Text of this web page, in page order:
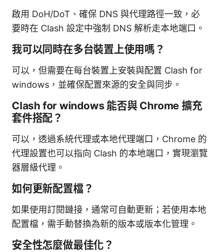
啟用 DoH/DoT、確保 DNS 與代理路徑一致，必
要時在 Clash 設定中強制 DNS 解析走本地端口。
我可以同時在多台裝置上使用嗎？
可以，但需要在每台裝置上安裝與配置 Clash for
windows，並確保配置來源的安全與同步。
Clash for windows 能否與 Chrome 擴充
套件搭配？
可以，透過系統代理或本地代理端口，Chrome 的
代理設置也可以指向 Clash 的本地端口，實現瀏覽
器層級代理。
如何更新配置檔？
如果使用訂閱鏈接，通常可自動更新；若使用本地
配置檔，需手動替換為新的版本或版本化管理。
安全性怎麼做最佳化？